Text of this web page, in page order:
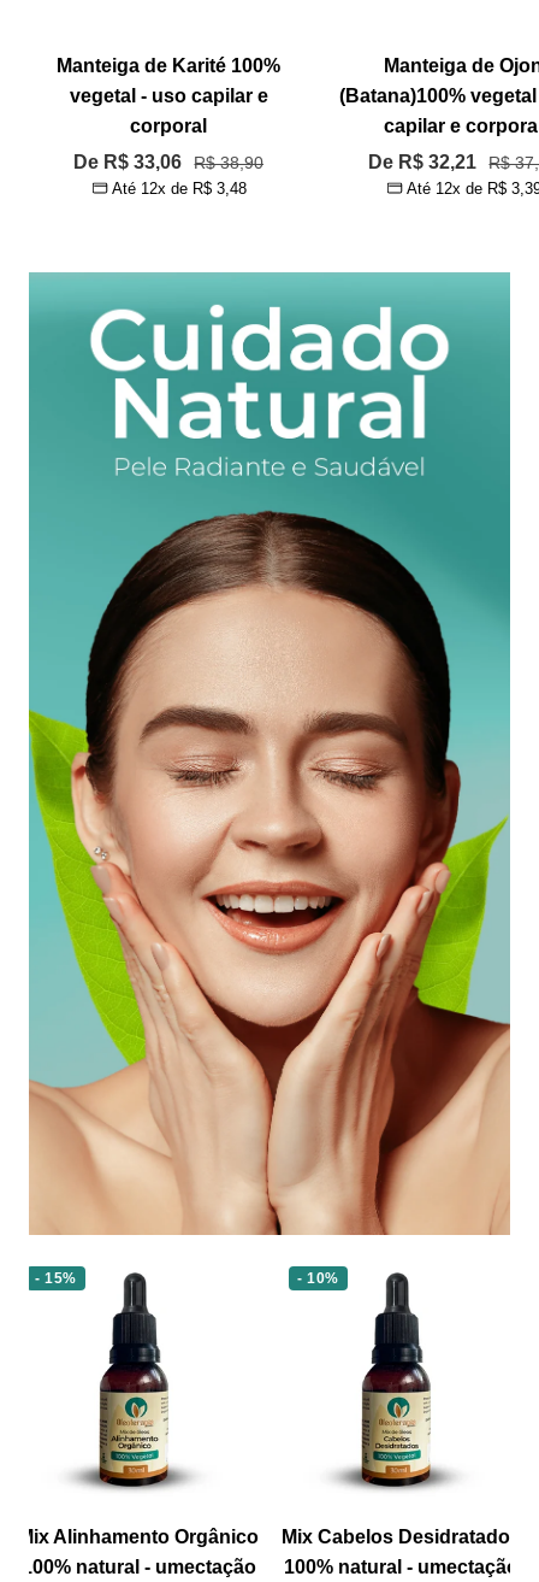
Manteiga de Karité 100%
vegetal - uso capilar e
corporal
Preço
promocional
De R$ 33,06
Preço
normal
R$ 38,90
Até 12x de R$ 3,48
Manteiga de
(Batana)100%
capilar e
Preço
promocional
De R$ 32,21
Preço
R$
Até 12x de R$
- 15%
Mix Alinhamento Orgânico
100% natural - umectação
- 10%
Mix Cabelos Desidratados
100% natural - umectação